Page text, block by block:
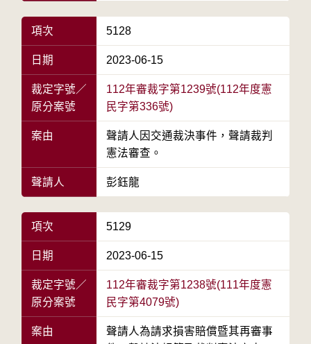
項次 5128
日期 2023-06-15
裁定字號／
原分案號
112年審裁字第1239號(112年度憲
民字第336號)
案由
聲請人因交通裁決事件，聲請裁判
憲法審查。
聲請人 彭鈺龍
項次 5129
日期 2023-06-15
裁定字號／
原分案號
112年審裁字第1238號(111年度憲
民字第4079號)
案由
聲請人為請求損害賠償暨其再審事